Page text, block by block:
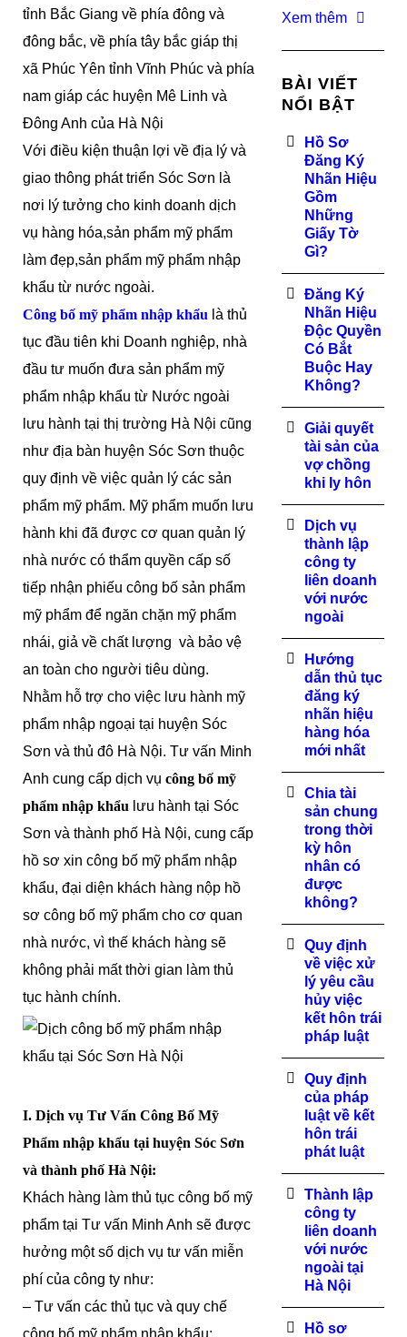
tỉnh Bắc Giang về phía đông và
đông bắc, về phía tây bắc giáp thị
xã Phúc Yên tỉnh Vĩnh Phúc và phía
nam giáp các huyện Mê Linh và
Đông Anh của Hà Nội
Với điều kiện thuận lợi về địa lý và
giao thông phát triển Sóc Sơn là
nơi lý tưởng cho kinh doanh dịch
vụ hàng hóa,sản phẩm mỹ phẩm
làm đẹp,sản phẩm mỹ phẩm nhập
khẩu từ nước ngoài.
Công bố mỹ phẩm nhập khẩu là thủ
tục đầu tiên khi Doanh nghiệp, nhà
đầu tư muốn đưa sản phẩm mỹ
phẩm nhập khẩu từ Nước ngoài
lưu hành tại thị trường Hà Nội cũng
như địa bàn huyện Sóc Sơn thuộc
quy định về việc quản lý các sản
phẩm mỹ phẩm. Mỹ phẩm muốn lưu
hành khi đã được cơ quan quản lý
nhà nước có thẩm quyền cấp số
tiếp nhận phiếu công bố sản phẩm
mỹ phẩm để ngăn chặn mỹ phẩm
nhái, giả về chất lượng và bảo vệ
an toàn cho người tiêu dùng.
Nhằm hỗ trợ cho việc lưu hành mỹ
phẩm nhập ngoại tại huyện Sóc
Sơn và thủ đô Hà Nội. Tư vấn Minh
Anh cung cấp dịch vụ công bố mỹ
phẩm nhập khẩu lưu hành tại Sóc
Sơn và thành phố Hà Nội, cung cấp
hồ sơ xin công bố mỹ phẩm nhập
khẩu, đại diện khách hàng nộp hồ
sơ công bố mỹ phẩm cho cơ quan
nhà nước, vì thế khách hàng sẽ
không phải mất thời gian làm thủ
tục hành chính.
I. Dịch vụ Tư Vấn Công Bố Mỹ
Phẩm nhập khẩu tại huyện Sóc Sơn
và thành phố Hà Nội:
Khách hàng làm thủ tục công bố mỹ
phẩm tại Tư vấn Minh Anh sẽ được
hưởng một số dịch vụ tư vấn miễn
phí của công ty như:
– Tư vấn các thủ tục và quy chế
công bố mỹ phẩm nhập khẩu;
Xem thêm
BÀI VIẾT
NỔI BẬT
Hồ Sơ
Đăng Ký
Nhãn Hiệu
Gồm
Những
Giấy Tờ
Gì?
Đăng Ký
Nhãn Hiệu
Độc Quyền
Có Bắt
Buộc Hay
Không?
Giải quyết
tài sản của
vợ chồng
khi ly hôn
Dịch vụ
thành lập
công ty
liên doanh
với nước
ngoài
Hướng
dẫn thủ tục
đăng ký
nhãn hiệu
hàng hóa
mới nhất
Chia tài
sản chung
trong thời
kỳ hôn
nhân có
được
không?
Quy định
về việc xử
lý yêu cầu
hủy việc
kết hôn trái
pháp luật
Quy định
của pháp
luật về kết
hôn trái
phát luật
Thành lập
công ty
liên doanh
với nước
ngoài tại
Hà Nội
Hồ sơ